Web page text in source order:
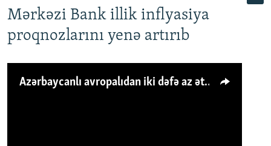
Mərkəzi Bank illik inflyasiya
proqnozlarını yenə artırıb
Azərbaycanlı avropalıdan iki dəfə az ət yeyir, amma... 'Qiymət artımı qaçılmazdır'